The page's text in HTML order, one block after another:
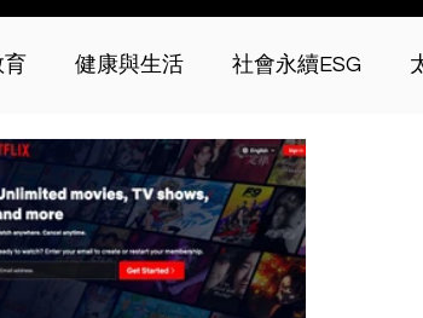
育 健康與生活 社會永續ESG